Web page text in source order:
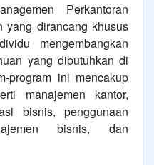
Perkantoran
yang dirancang khusus
mengembangkan
yang dibutuhkan di
program ini mencakup
manajemen kantor,
bisnis, penggunaan
bisnis, dan